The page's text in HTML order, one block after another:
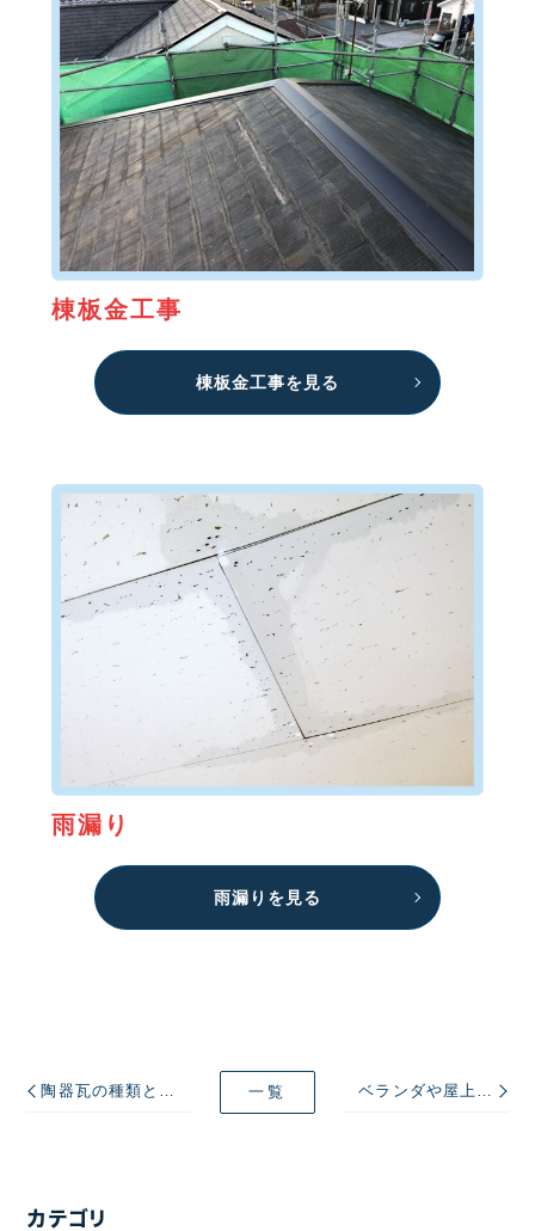
棟板金工事
棟板金工事を見る
雨漏り
雨漏りを見る
陶器瓦の種類とメリット・デメリットやメンテナンス目安について 一覧 ベランダや屋上等どんな所にも施工できる【リボール式防水】とは？
カテゴリ